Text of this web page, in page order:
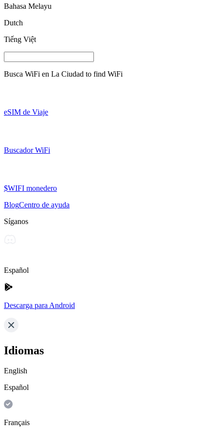
Bahasa Melayu
Dutch
Tiếng Việt
Busca WiFi en La Ciudad to find WiFi
eSIM de Viaje
Buscador WiFi
$WIFI monedero
BlogCentro de ayuda
Síganos
Español
Descarga para Android
Idiomas
English
Español
Français